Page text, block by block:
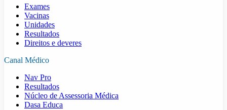
Exames
Vacinas
Unidades
Resultados
Direitos e deveres
Canal Médico
Nav Pro
Resultados
Núcleo de Assessoria Médica
Dasa Educa